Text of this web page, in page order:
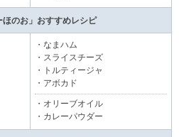
ほのお」おすすめレシピ
・なまハム
・スライスチーズ
・トルティージャ
・アボカド
・オリーブオイル
・カレーパウダー